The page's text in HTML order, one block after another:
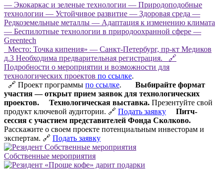
— Экокаркас и зеленые технологии — Природоподобные
технологии — Устойчивое развитие — Здоровая среда —
Редкоземельные металлы — Адаптация к изменению климата
— Беспилотные технологии в природоохранной сфере —
Greentech
Место: Точка кипения» — Санкт-Петербург, пр-кт Медиков
д.3 Необходима предварительная регистрация. 🔗
Подробности о мероприятии и возможности для
технологических проектов по ссылке.
🔗 Проект программы по ссылке. Выбирайте формат
участия — открыт прием заявок для технологических
проектов.
Технологическая выставка. Презентуйте свой
продукт ключевой аудитории. 🔗 Подать заявку
Питч-
сессия с участием представителей Фонда Сколково.
Расскажите о своем проекте потенциальным инвесторам и
экспертам. 🔗 Подать заявку
Собственные мероприятия